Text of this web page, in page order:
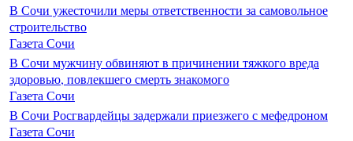
В Сочи ужесточили меры ответственности за самовольное
строительство
Газета Сочи
В Сочи мужчину обвиняют в причинении тяжкого вреда
здоровью, повлекшего смерть знакомого
Газета Сочи
В Сочи Росгвардейцы задержали приезжего с мефедроном
Газета Сочи